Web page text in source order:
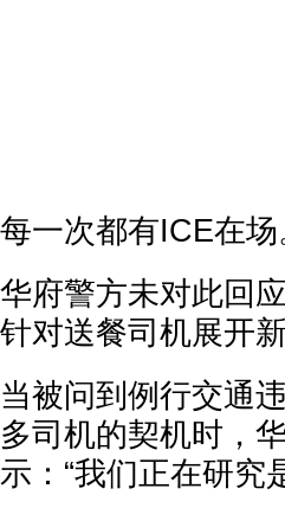
每一次都有ICE在场
华府警方未对此回
针对送餐司机展开
当被问到例行交通
多司机的契机时，
示：“我们正在研究